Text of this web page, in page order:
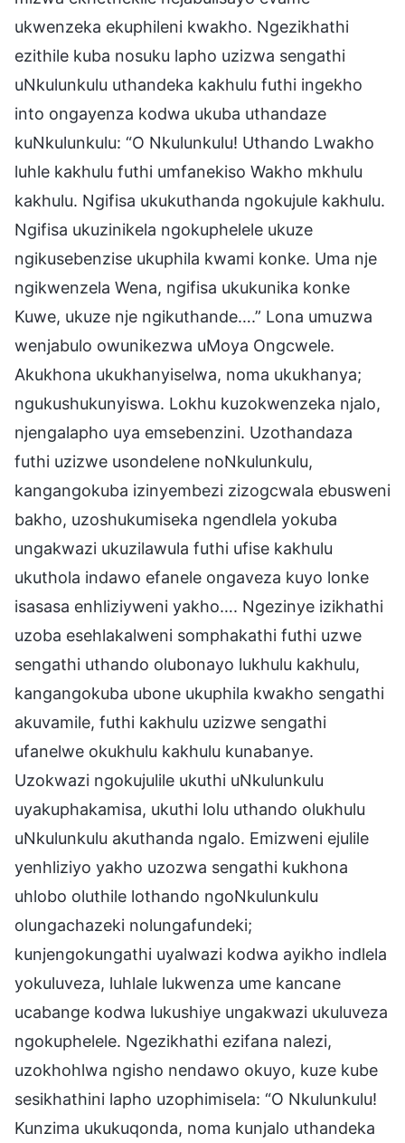
ukwenzeka ekuphileni kwakho. Ngezikhathi
ezithile kuba nosuku lapho uzizwa sengathi
uNkulunkulu uthandeka kakhulu futhi ingekho
into ongayenza kodwa ukuba uthandaze
kuNkulunkulu: “O Nkulunkulu! Uthando Lwakho
luhle kakhulu futhi umfanekiso Wakho mkhulu
kakhulu. Ngifisa ukukuthanda ngokujule kakhulu.
Ngifisa ukuzinikela ngokuphelele ukuze
ngikusebenzise ukuphila kwami konke. Uma nje
ngikwenzela Wena, ngifisa ukukunika konke
Kuwe, ukuze nje ngikuthande….” Lona umuzwa
wenjabulo owunikezwa uMoya Ongcwele.
Akukhona ukukhanyiselwa, noma ukukhanya;
ngukushukunyiswa. Lokhu kuzokwenzeka njalo,
njengalapho uya emsebenzini. Uzothandaza
futhi uzizwe usondelene noNkulunkulu,
kangangokuba izinyembezi zizogcwala ebusweni
bakho, uzoshukumiseka ngendlela yokuba
ungakwazi ukuzilawula futhi ufise kakhulu
ukuthola indawo efanele ongaveza kuyo lonke
isasasa enhliziyweni yakho…. Ngezinye izikhathi
uzoba esehlakalweni somphakathi futhi uzwe
sengathi uthando olubonayo lukhulu kakhulu,
kangangokuba ubone ukuphila kwakho sengathi
akuvamile, futhi kakhulu uzizwe sengathi
ufanelwe okukhulu kakhulu kunabanye.
Uzokwazi ngokujulile ukuthi uNkulunkulu
uyakuphakamisa, ukuthi lolu uthando olukhulu
uNkulunkulu akuthanda ngalo. Emizweni ejulile
yenhliziyo yakho uzozwa sengathi kukhona
uhlobo oluthile lothando ngoNkulunkulu
olungachazeki nolungafundeki;
kunjengokungathi uyalwazi kodwa ayikho indlela
yokuluveza, luhlale lukwenza ume kancane
ucabange kodwa lukushiye ungakwazi ukuluveza
ngokuphelele. Ngezikhathi ezifana nalezi,
uzokhohlwa ngisho nendawo okuyo, kuze kube
sesikhathini lapho uzophimisela: “O Nkulunkulu!
Kunzima ukukuqonda, noma kunjalo uthandeka